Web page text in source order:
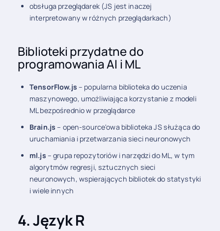
obsługa przeglądarek (JS jest inaczej
interpretowany w różnych przeglądarkach)
Biblioteki przydatne do
programowania AI i ML
TensorFlow.js– popularna biblioteka do uczenia
maszynowego, umożliwiająca korzystanie z modeli
ML bezpośrednio w przeglądarce
Brain.js – open-source'owa biblioteka JS służąca do
uruchamiania i przetwarzania sieci neuronowych
ml.js – grupa repozytoriów i narzędzi do ML, w tym
algorytmów regresji, sztucznych sieci
neuronowych, wspierających bibliotek do statystyki
i wiele innych
4. Język R